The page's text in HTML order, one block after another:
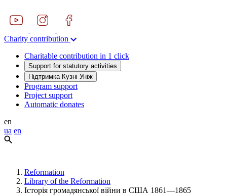
Charity contribution
Charitable contribution in 1 click
Support for statutory activities
Підтримка Кузні Уніж
Program support
Project support
Automatic donates
en
ua en
Reformation
Library of the Reformation
Історія громадянської війни в США 1861—1865